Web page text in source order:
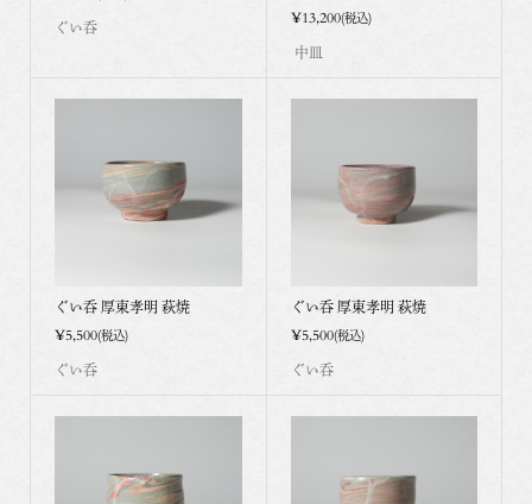
ぐい呑
¥13,200(税込)
中皿
ぐい呑 厚東孝明 萩焼
¥5,500(税込)
ぐい呑
ぐい呑 厚東孝明 萩焼
¥5,500(税込)
ぐい呑